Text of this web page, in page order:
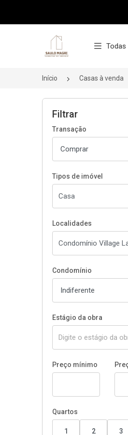
Página inicial
Todas
Início Casas à venda
Filtrar
Transação
Tipos de imóvel
Localidades
Condomínio
Estágio da obra
Preço mínimo
Quartos
1 2 3